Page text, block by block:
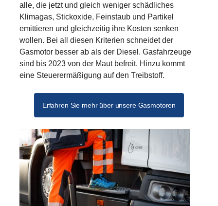
alle, die jetzt und gleich weniger schädliches
Klimagas, Stickoxide, Feinstaub und Partikel
emittieren und gleichzeitig ihre Kosten senken
wollen. Bei all diesen Kriterien schneidet der
Gasmotor besser ab als der Diesel. Gasfahrzeuge
sind bis 2023 von der Maut befreit. Hinzu kommt
eine Steuerermäßigung auf den Treibstoff.
Erfahren Sie mehr über unsere Gasmotoren